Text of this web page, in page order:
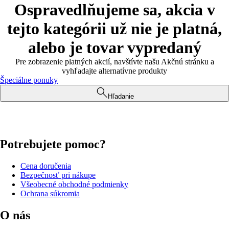
Ospravedlňujeme sa, akcia v
tejto kategórii už nie je platná,
alebo je tovar vypredaný
Pre zobrazenie platných akcií, navštívte našu Akčnú stránku a
vyhľadajte alternatívne produkty
Špeciálne ponuky
Hľadanie
Potrebujete pomoc?
Cena doručenia
Bezpečnosť pri nákupe
Všeobecné obchodné podmienky
Ochrana súkromia
O nás